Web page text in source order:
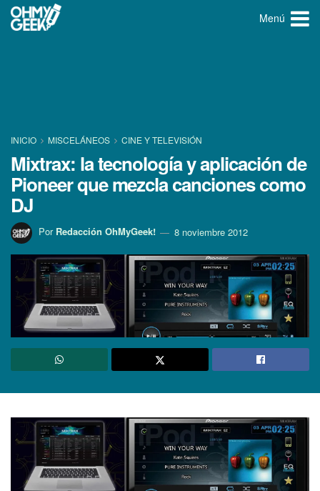
Menú
INICIO MISCELÁNEOS CINE Y TELEVISIÓN
Mixtrax: la tecnologí­a y aplicación de
Pioneer que mezcla canciones como
DJ
Por Redacción OhMyGeek! 8 noviembre 2012